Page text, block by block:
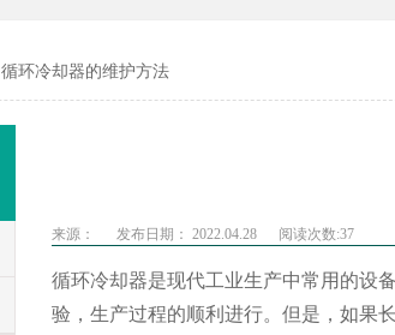
循环冷却器的维护方法
来源： 发布日期： 2022.04.28 阅读次数:37
循环冷却器是现代工业生产中常用的设
验，生产过程的顺利进行。但是，如果